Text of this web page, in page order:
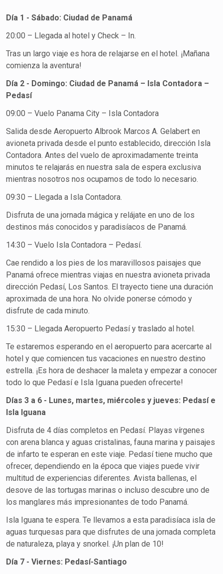
Día 1 - Sábado: Ciudad de Panamá
20:00 – Llegada al hotel y Check – In.
Tras un largo viaje es hora de relajarse en el hotel. ¡Mañana
comienza la aventura!
Día 2 - Domingo: Ciudad de Panamá – Isla Contadora –
Pedasí
09:00 – Vuelo Panama City – Isla Contadora
Salida desde Aeropuerto Albrook Marcos A. Gelabert en
avioneta privada desde el punto establecido, dirección Isla
Contadora. Antes del vuelo de aproximadamente treinta
minutos te relajarás en nuestra sala de espera exclusiva
mientras nosotros nos ocupamos de todo lo necesario.
09:30 – Llegada a Isla Contadora.
Disfruta de una jornada mágica y relájate en uno de los
destinos más conocidos y paradisíacos de Panamá.
14:30 – Vuelo Isla Contadora – Pedasí.
Cae rendido a los pies de los maravillosos paisajes que
Panamá ofrece mientras viajas en nuestra avioneta privada
dirección Pedasí, Los Santos. El trayecto tiene una duración
aproximada de una hora. No olvide ponerse cómodo y
disfrute de cada minuto.
15:30 – Llegada Aeropuerto Pedasí y traslado al hotel.
Te estaremos esperando en el aeropuerto para acercarte al
hotel y que comiencen tus vacaciones en nuestro destino
estrella. ¡Es hora de deshacer la maleta y empezar a conocer
todo lo que Pedasí e Isla Iguana pueden ofrecerte!
Días 3 a 6 - Lunes, martes, miércoles y jueves: Pedasí e
Isla Iguana
Disfruta de 4 días completos en Pedasí. Playas vírgenes
con arena blanca y aguas cristalinas, fauna marina y paisajes
de infarto te esperan en este viaje. Pedasí tiene mucho que
ofrecer, dependiendo en la época que viajes puede vivir
multitud de experiencias diferentes. Avista ballenas, el
desove de las tortugas marinas o incluso descubre uno de
los manglares más impresionantes de todo Panamá.
Isla Iguana te espera. Te llevamos a esta paradisíaca isla de
aguas turquesas para que disfrutes de una jornada completa
de naturaleza, playa y snorkel. ¡Un plan de 10!
Día 7 - Viernes: Pedasí-Santiago